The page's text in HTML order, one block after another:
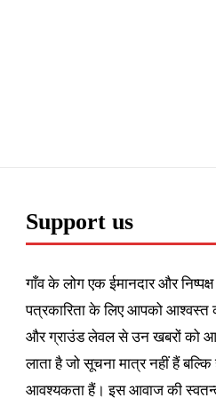
Support us
गाँव के लोग एक ईमानदार और निष्पक्ष
पत्रकारिता के लिए आपको आश्वस्त
और ग्राउंड लेवल से उन खबरों को
लाता है जो सूचना मात्र नहीं हैं
आवश्यकता हैं। इस आवाज की